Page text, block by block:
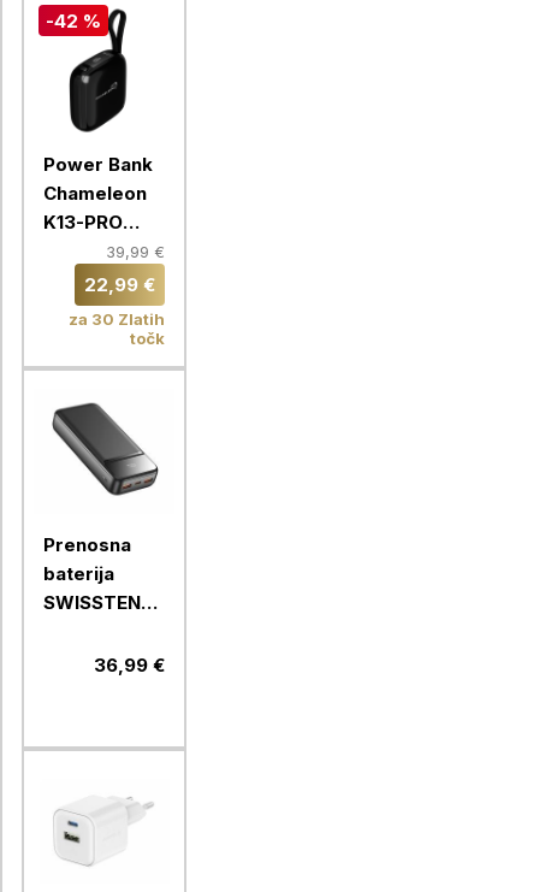
-42 %
Power Bank
Chameleon
K13-PRO
10000mAh
39,99 €
22,99 €
za 30 Zlatih
točk
Prenosna
baterija
SWISSTEN
II 2000036,99 €